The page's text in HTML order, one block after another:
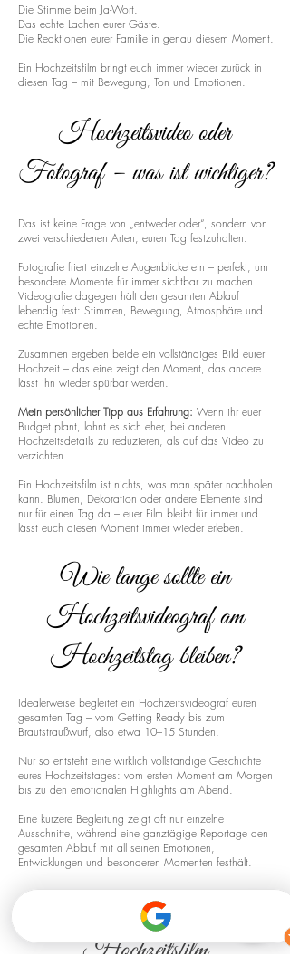
Die Stimme beim Ja-Wort.
Das echte Lachen eurer Gäste.
Die Reaktionen eurer Familie in genau diesem Moment.
Ein Hochzeitsfilm bringt euch immer wieder zurück in
diesen Tag – mit Bewegung, Ton und Emotionen.
Hochzeitsvideo oder
Fotograf – was ist wichtiger?
Das ist keine Frage von „entweder oder“, sondern von
zwei verschiedenen Arten, euren Tag festzuhalten.
Fotografie friert einzelne Augenblicke ein – perfekt, um
besondere Momente für immer sichtbar zu machen.
Videografie dagegen hält den gesamten Ablauf
lebendig fest: Stimmen, Bewegung, Atmosphäre und
echte Emotionen.
Zusammen ergeben beide ein vollständiges Bild eurer
Hochzeit – das eine zeigt den Moment, das andere
lässt ihn wieder spürbar werden.
Mein persönlicher Tipp aus Erfahrung: Wenn ihr euer
Budget plant, lohnt es sich eher, bei anderen
Hochzeitsdetails zu reduzieren, als auf das Video zu
verzichten.
Ein Hochzeitsfilm ist nichts, was man später nachholen
kann. Blumen, Dekoration oder andere Elemente sind
nur für einen Tag da – euer Film bleibt für immer und
lässt euch diesen Moment immer wieder erleben.
Wie lange sollte ein
Hochzeitsvideograf am
Hochzeitstag bleiben?
Idealerweise begleitet ein Hochzeitsvideograf euren
gesamten Tag – vom Getting Ready bis zum
Brautstraußwurf, also etwa 10–15 Stunden.
Nur so entsteht eine wirklich vollständige Geschichte
eures Hochzeitstages: vom ersten Moment am Morgen
bis zu den emotionalen Highlights am Abend.
Eine kürzere Begleitung zeigt oft nur einzelne
Ausschnitte, während eine ganztägige Reportage den
gesamten Ablauf mit all seinen Emotionen,
Entwicklungen und besonderen Momenten festhält.
Drohnenaufnahmen für euren